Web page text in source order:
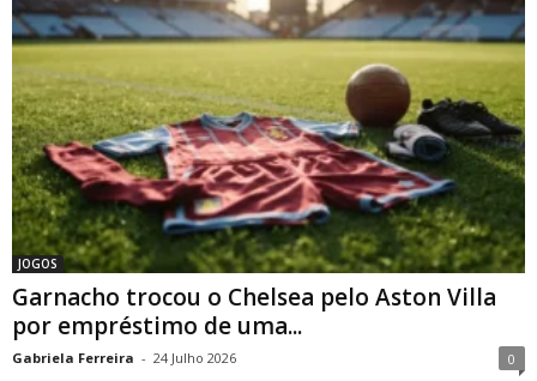
JOGOS
Garnacho trocou o Chelsea pelo Aston Villa
por empréstimo de uma...
Gabriela Ferreira - 24 Julho 2026 0